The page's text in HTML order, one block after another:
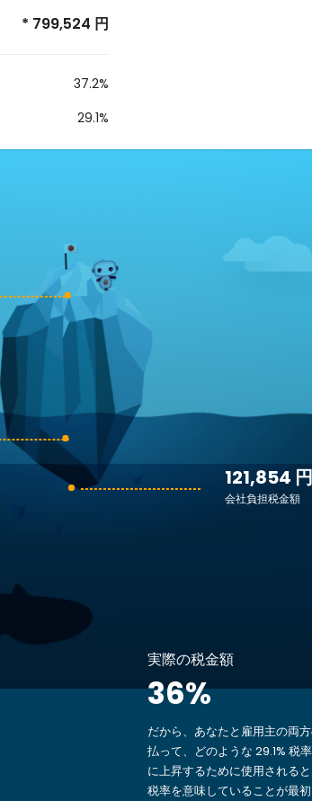
* 799,524 円
37.2%
29.1%
121,854 円
会社負担税金額
実際の税金額
36%
だから、あなたと雇用主の両
払って、どのような 29.1% 税
に上昇するために使用される
税率を意味していることが最